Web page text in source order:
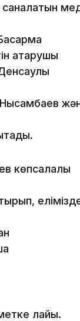
саналатын
атқарушы
көпсалалы
лайық.